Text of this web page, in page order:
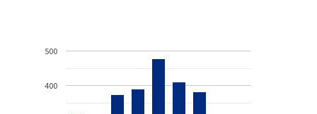
400
500